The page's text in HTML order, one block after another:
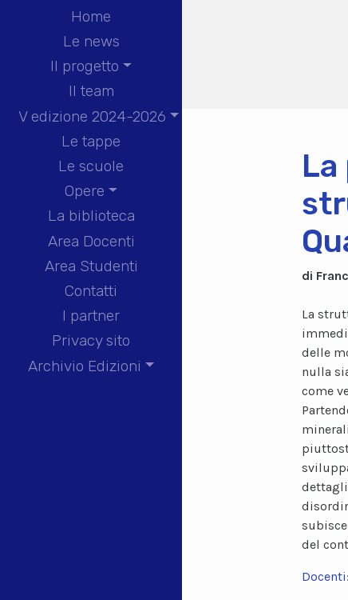
Home
Le news
Il progetto
Il team
V edizione 2024-2026
Le tappe
Le scuole
Opere
La biblioteca
Area Docenti
Area Studenti
Contatti
I partner
Privacy sito
Archivio Edizioni
di
La
delle
nulla
come
del
Docenti: